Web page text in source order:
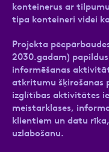
konteinerus ar
tipa konteineri videi
Projekta
2030.gadam)
informēšanas
atkritumu šķirošanas
izglītības aktivitātes
meistarklases,
klientiem un datu
uzlabošanu.